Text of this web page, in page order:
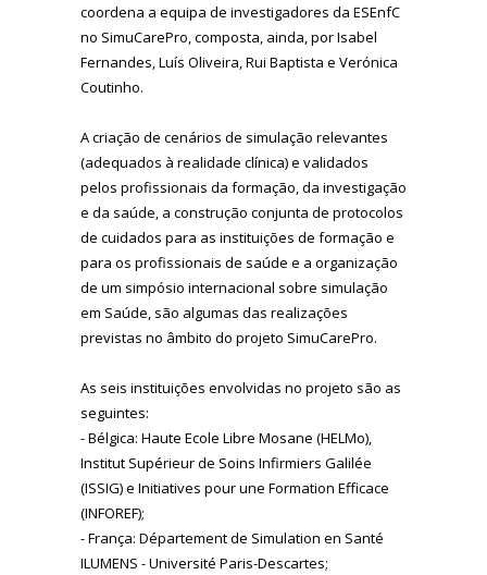
coordena a equipa de investigadores da ESEnfC
no SimuCarePro, composta, ainda, por Isabel
Fernandes, Luís Oliveira, Rui Baptista e Verónica
Coutinho.
A criação de cenários de simulação relevantes
(adequados à realidade clínica) e validados
pelos profissionais da formação, da investigação
e da saúde, a construção conjunta de protocolos
de cuidados para as instituições de formação e
para os profissionais de saúde e a organização
de um simpósio internacional sobre simulação
em Saúde, são algumas das realizações
previstas no âmbito do projeto SimuCarePro.
As seis instituições envolvidas no projeto são as
seguintes:
- Bélgica: Haute Ecole Libre Mosane (HELMo),
Institut Supérieur de Soins Infirmiers Galilée
(ISSIG) e Initiatives pour une Formation Efficace
(INFOREF);
- França: Département de Simulation en Santé
ILUMENS - Université Paris-Descartes;